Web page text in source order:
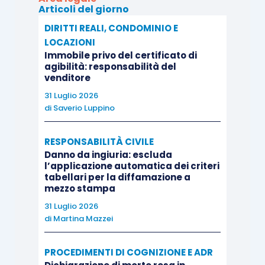
effettivamente pagato e quello che l’immobile
avrebbe avuto tenendo conto dei vizi e delle
carenze riscontrate. Applicando rivalutazione
monetaria e interessi, il giudice condannava la
società venditrice al pagamento di oltre 86 mila
euro a titolo risarcitorio, oltre agli ulteriori
accessori di legge.
La società Gamma proponeva appello
contestando sia la decisione non definitiva sia
quella conclusiva del giudizio. In particolare,
impropriodella consulenza tecnica d’ufficio,
utilizzandola per colmarelacune probatorieche
avrebbero dovuto gravare sull’attore. La società
Articoli del giorno
DIRITTI REALI, CONDOMINIO E
LOCAZIONI
Immobile privo del certificato di
agibilità: responsabilità del
venditore
31 Luglio 2026
di Saverio Luppino
RESPONSABILITÀ CIVILE
Danno da ingiuria: escluda
l’applicazione automatica dei criteri
tabellari per la diffamazione a
mezzo stampa
31 Luglio 2026
di Martina Mazzei
PROCEDIMENTI DI COGNIZIONE E ADR